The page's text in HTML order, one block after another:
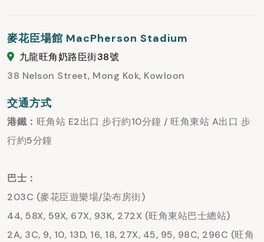
麥花臣場館 MacPherson Stadium
九龍旺角奶路臣街38號
38 Nelson Street, Mong Kok, Kowloon
交通方式
港鐵： 旺角站 E2出口 步行約10分鐘 / 旺角東站 A出口 步
行約5分鐘
巴士：
203C (麥花臣遊樂場/染布房街)
44, 58X, 59X, 67X, 93K, 272X (旺角東站巴士總站)
2A, 3C, 9, 10, 13D, 16, 18, 27X, 45, 95, 98C, 296C (旺角